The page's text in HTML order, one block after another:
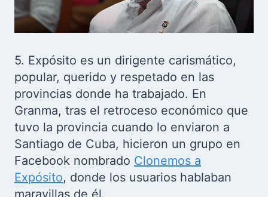
5. Expósito es un dirigente carismático,
popular, querido y respetado en las
provincias donde ha trabajado. En
Granma, tras el retroceso económico que
tuvo la provincia cuando lo enviaron a
Santiago de Cuba, hicieron un grupo en
Facebook nombrado Clonemos a
Expósito, donde los usuarios hablaban
maravillas de él.